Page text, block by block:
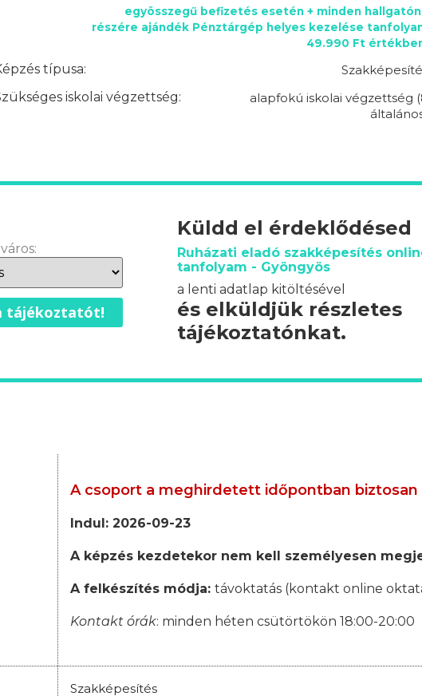
egyösszegű befizetés esetén + minden
részére ajándék Pénztárgép helyes kezelése
49.990 Ft
típusa:
iskolai végzettség:
alapfokú iskolai végzettség
tájékoztatót!
Küldd el érdeklődésed
Ruházati eladó szakképesítés
tanfolyam - Gyöngyös
a lenti adatlap kitöltésével
és elküldjük részletes
tájékoztatónkat.
A csoport a meghirdetett időpontban biztosan
Indul: 2026-09-23
A képzés kezdetekor nem kell személyesen
A felkészítés módja: távoktatás (kontakt online
Kontakt órák: minden héten csütörtökön 18:00-20:00
Szakképesítés